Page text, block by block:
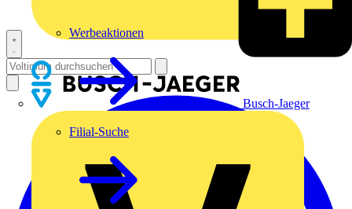
Busch-Jaeger
Werbeaktionen
Filial-Suche